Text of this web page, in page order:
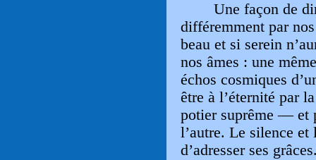
Une façon de
différemment par
beau et si serein
nos âmes : une
échos cosmiques
être à l’éternité par
potier suprême — et
l’autre. Le silence
d’adresser ses